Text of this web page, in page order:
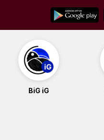
BiG iG